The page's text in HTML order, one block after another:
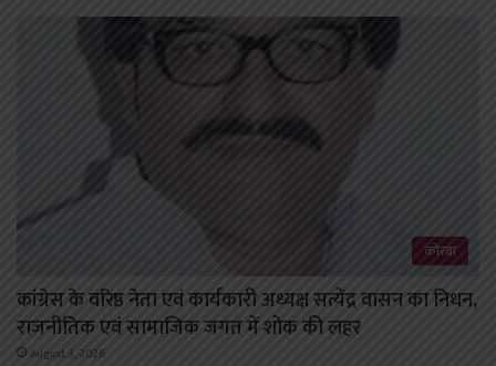
कोरबा
कांग्रेस के वरिष्ठ नेता एवं कार्यकारी अध्यक्ष सत्येंद्र वासन का निधन,
राजनीतिक एवं सामाजिक जगत में शोक की लहर
August 3, 2026